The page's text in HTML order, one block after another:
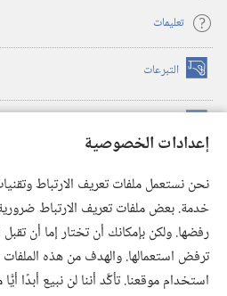
إعدادات الخصوصية
نحن نستعمل ملفات تعريف الارتباط
خدمة. بعض ملفات تعريف الارتباط
رفضها. ولكن بإمكانك أن تختار إما أن
ترفض استعمالها. والهدف من هذه
استخدام موقعنا. تأكَّد أننا لن نبيع أبدًا
تعليمات
التبرعات (يفتح
نافذة
(يفتح
نافذة
(يفتح
نافذة
جديدة) تطبيق ®
JW Library
مكتبة برج المراقبة